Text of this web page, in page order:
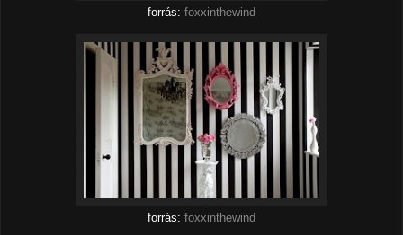
forrás: foxxinthewind
forrás: foxxinthewind